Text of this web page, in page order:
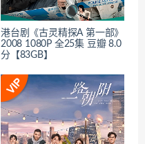
港台剧《古灵精探A 第一部》
2008 1080P 全25集 豆瓣 8.0
分【83GB】